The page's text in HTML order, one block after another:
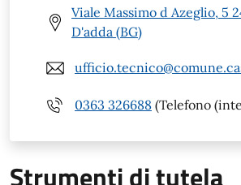
Viale Massimo d Azeglio, 5
D'adda (BG)
0363 326688 (Telefono
Strumenti di tutela